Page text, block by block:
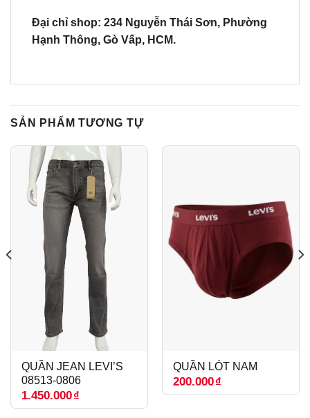
Đại chỉ shop: 234 Nguyễn Thái Sơn, Phường
Hạnh Thông, Gò Vấp, HCM.
SẢN PHẨM TƯƠNG TỰ
QUẦN JEAN LEVI’S
08513-0806
1.450.000₫
QUẦN LÓT NAM
200.000₫